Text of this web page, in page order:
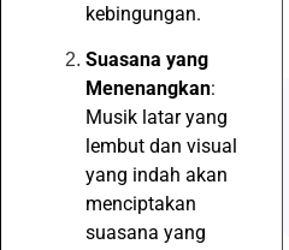
kebingungan.
Suasana yang
Menenangkan:
Musik latar yang
lembut dan visual
yang indah akan
menciptakan
suasana yang